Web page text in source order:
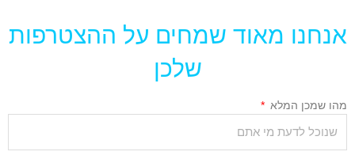
מאוד שמחים על ההצטרפות
שלכן
שמכן המלא